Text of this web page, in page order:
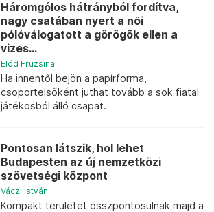
Háromgólos hátrányból fordítva,
nagy csatában nyert a női
pólóválogatott a görögök ellen a
vizes...
Előd Fruzsina
Ha innentől bejön a papírforma,
csoportelsőként juthat tovább a sok fiatal
játékosból álló csapat.
Pontosan látszik, hol lehet
Budapesten az új nemzetközi
szövetségi központ
Váczi István
Kompakt területet összpontosulnak majd a